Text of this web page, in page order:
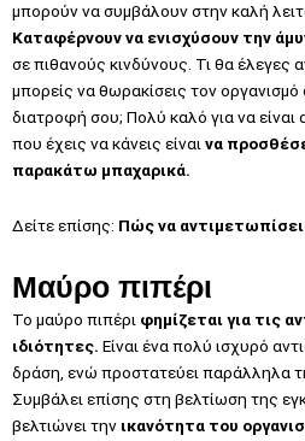
μπορούν να συμβάλουν στην καλή
Καταφέρνουν να ενισχύσουν την
σε πιθανούς κινδύνους. Τι θα έλεγες
μπορείς να θωρακίσεις τον
διατροφή σου; Πολύ καλό για να είναι
που έχεις να κάνεις είναινα
παρακάτω μπαχαρικά.
Δείτε επίσης: Πώς να
Μαύρο πιπέρι
Το μαύρο πιπέρι φημίζεται για τις
ιδιότητες. Είναι ένα πολύ ισχυρό
δράση, ενώ προστατεύει παράλληλα
Συμβάλει επίσης στη βελτίωση της
βελτιώνει την ικανότητα του